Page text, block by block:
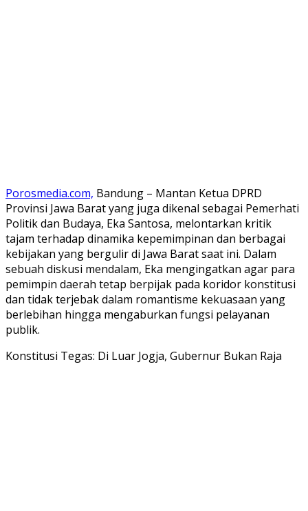
Porosmedia.com, Bandung – Mantan Ketua DPRD
Provinsi Jawa Barat yang juga dikenal sebagai Pemerhati
Politik dan Budaya, Eka Santosa, melontarkan kritik
tajam terhadap dinamika kepemimpinan dan berbagai
kebijakan yang bergulir di Jawa Barat saat ini. Dalam
sebuah diskusi mendalam, Eka mengingatkan agar para
pemimpin daerah tetap berpijak pada koridor konstitusi
dan tidak terjebak dalam romantisme kekuasaan yang
berlebihan hingga mengaburkan fungsi pelayanan
publik.
​Konstitusi Tegas: Di Luar Jogja, Gubernur Bukan Raja